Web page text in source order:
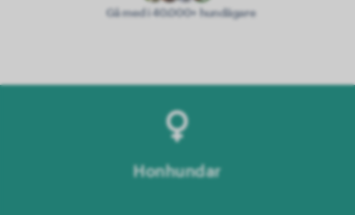
Gå med i 40.000+ hundägare
Honhundar